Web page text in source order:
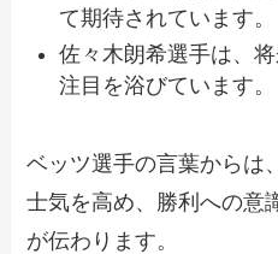
て期待されています。
佐々木朗希選手は、
注目を浴びています。
ベッツ選手の言葉からは
士気を高め、勝利への意
が伝わります。